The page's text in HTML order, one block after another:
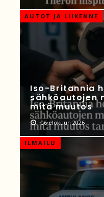
AUTOT JA LIIKENNE
Iso-Britannia
sähköautojen
mitä muutos
06 elokuun 2026
ILMAILU